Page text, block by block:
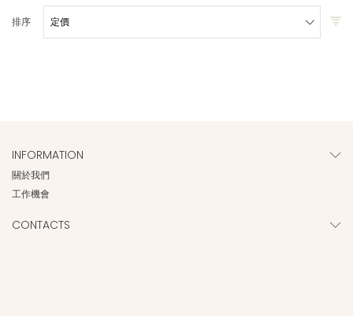
排序
INFORMATION
關於我們
工作機會
CONTACTS